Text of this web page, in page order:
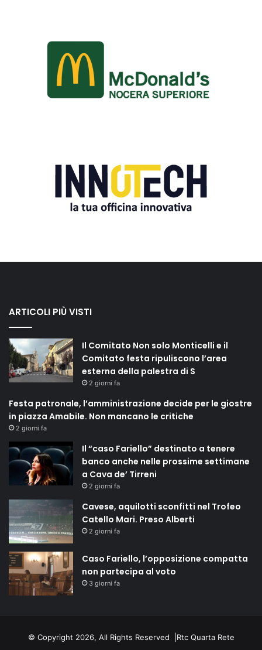
ARTICOLI PIÙ VISTI
Il Comitato Non solo Monticelli e il
Comitato festa ripuliscono l’area
esterna della palestra di S
2 giorni fa
Festa patronale, l’amministrazione decide per le giostre
in piazza Amabile. Non mancano le critiche
2 giorni fa
Il “caso Fariello” destinato a tenere
banco anche nelle prossime settimane
a Cava de’ Tirreni
2 giorni fa
Cavese, aquilotti sconfitti nel Trofeo
Catello Mari. Preso Alberti
2 giorni fa
Caso Fariello, l’opposizione compatta
non partecipa al voto
3 giorni fa
© Copyright 2026, All Rights Reserved | Rtc Quarta Rete